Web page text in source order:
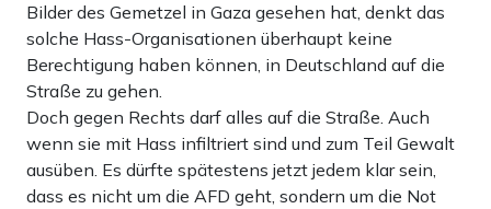
Bilder des Gemetzel in Gaza gesehen hat, denkt das
solche Hass-Organisationen überhaupt keine
Berechtigung haben können, in Deutschland auf die
Straße zu gehen.
Doch gegen Rechts darf alles auf die Straße. Auch
wenn sie mit Hass infiltriert sind und zum Teil Gewalt
ausüben. Es dürfte spätestens jetzt jedem klar sein,
dass es nicht um die AFD geht, sondern um die Not